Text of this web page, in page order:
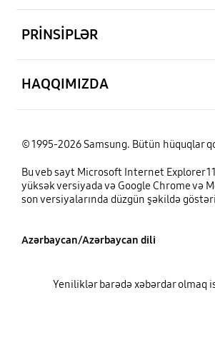
PRİNSİPLƏR
HAQQIMIZDA
© 1995-2026 Samsung. Bütün hüquqlar
Bu veb sayt Microsoft Internet Explorer
yüksək versiyada və Google Chrome və
son versiyalarında düzgün şəkildə
Azərbaycan/Azərbaycan dili
Yeniliklər barədə xəbərdar olmaq